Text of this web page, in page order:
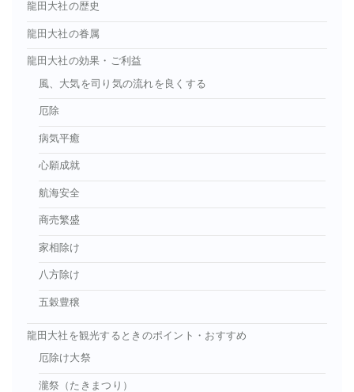
龍田大社の歴史
龍田大社の眷属
龍田大社の効果・ご利益
風、大気を司り気の流れを良くする
厄除
病気平癒
心願成就
航海安全
商売繁盛
家相除け
八方除け
五穀豊穣
龍田大社を観光するときのポイント・おすすめ
厄除け大祭
瀧祭（たきまつり）